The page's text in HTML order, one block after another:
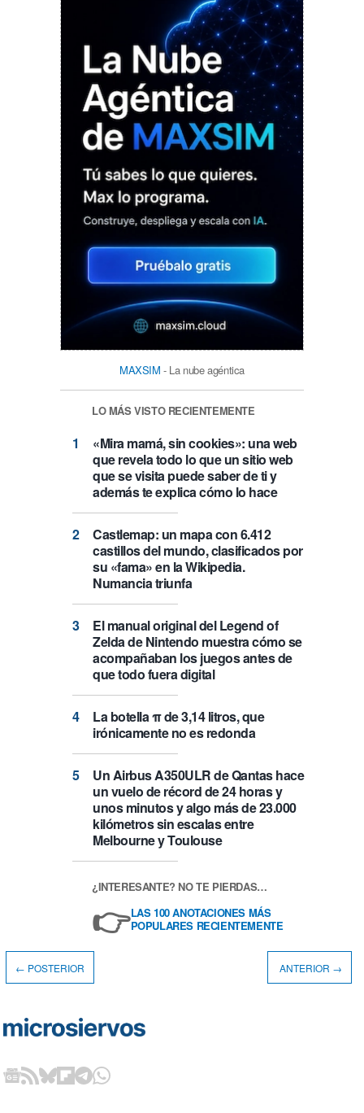
MAXSIM - La nube agéntica
LO MÁS VISTO RECIENTEMENTE
«Mira mamá, sin cookies»: una web
que revela todo lo que un sitio web
que se visita puede saber de ti y
además te explica cómo lo hace
Castlemap: un mapa con 6.412
castillos del mundo, clasificados por
su «fama» en la Wikipedia.
Numancia triunfa
El manual original del Legend of
Zelda de Nintendo muestra cómo se
acompañaban los juegos antes de
que todo fuera digital
La botella π de 3,14 litros, que
irónicamente no es redonda
Un Airbus A350ULR de Qantas hace
un vuelo de récord de 24 horas y
unos minutos y algo más de 23.000
kilómetros sin escalas entre
Melbourne y Toulouse
¿INTERESANTE? NO TE PIERDAS…
👉LAS 100 ANOTACIONES MÁS
POPULARES RECIENTEMENTE
← POSTERIOR ANTERIOR →